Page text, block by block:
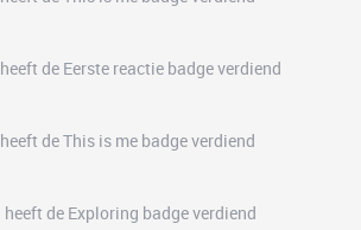
heeft de Eerste reactie badge verdiend
heeft de This is me badge verdiend
heeft de Exploring badge verdiend